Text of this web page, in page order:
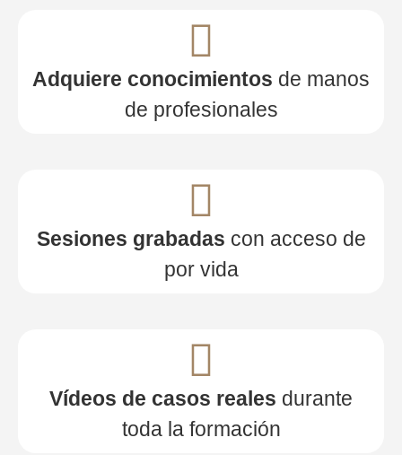
Adquiere conocimientos de manos
de profesionales
Sesiones grabadas con acceso de
por vida
Vídeos de casos reales durante
toda la formación